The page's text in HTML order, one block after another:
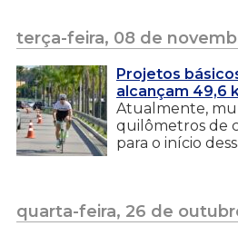
terça-feira, 08 de
Projetos
alcançam 49,6
Atualmente,
quilômetros de
para o início
quarta-feira, 26 de